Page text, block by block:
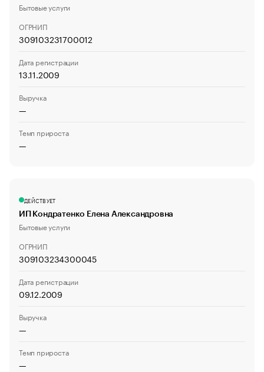
Бытовые услуги
ОГРНИП
309103231700012
Дата регистрации
13.11.2009
Выручка
—
Темп прироста
—
ДЕЙСТВУЕТ
ИП Кондратенко Елена Александровна
Бытовые услуги
ОГРНИП
309103234300045
Дата регистрации
09.12.2009
Выручка
—
Темп прироста
—